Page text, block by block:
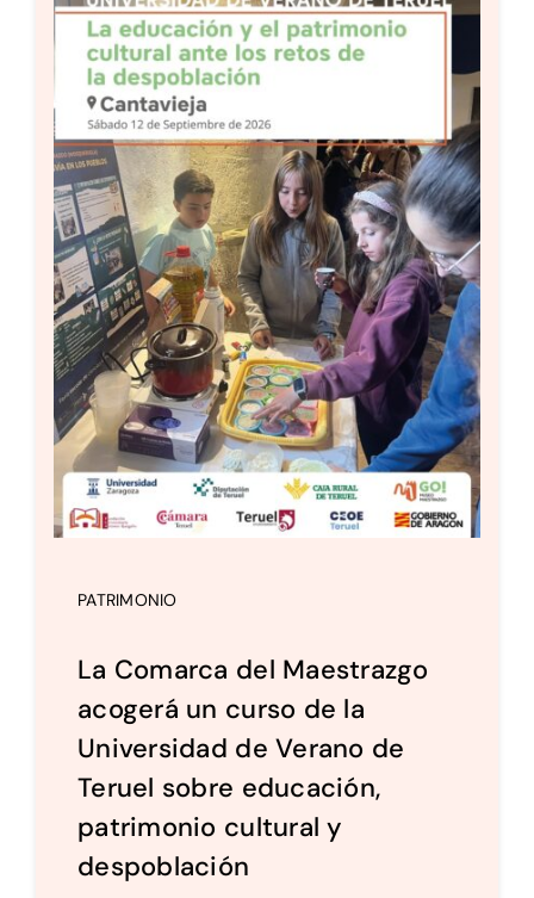
PATRIMONIO
La Comarca del Maestrazgo
acogerá un curso de la
Universidad de Verano de
Teruel sobre educación,
patrimonio cultural y
despoblación